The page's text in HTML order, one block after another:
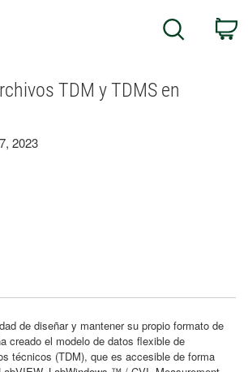
Search
TDM y TDMS en
2023
de diseñar y mantener su propio formato de
creado el modelo de datos flexible de
técnicos (TDM), que es accesible de forma